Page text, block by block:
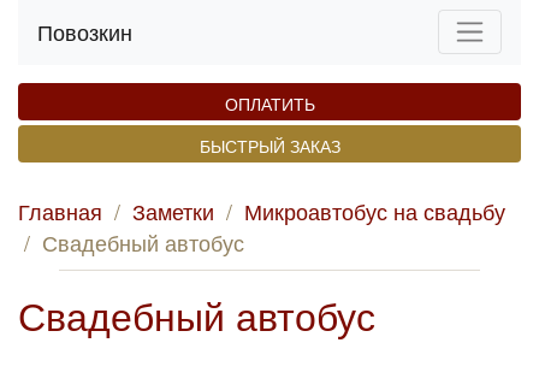
Повозкин
ОПЛАТИТЬ
БЫСТРЫЙ ЗАКАЗ
Главная / Заметки / Микроавтобус на свадьбу
/ Свадебный автобус
Свадебный автобус